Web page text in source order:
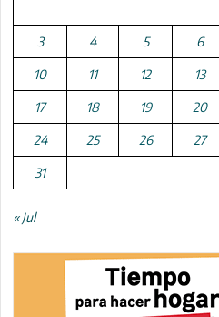
3 4 5 6
10 11 12 13
17 18 19 20
24 25 26 27
31
« Jul